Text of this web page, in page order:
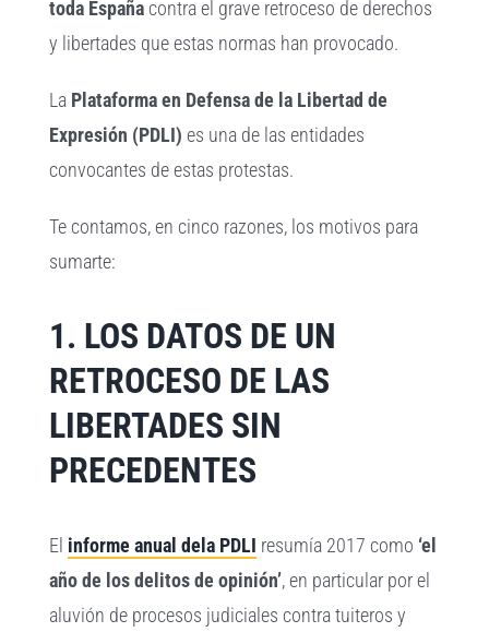
toda España contra el grave retroceso de derechos
y libertades que estas normas han provocado.
La Plataforma en Defensa de la Libertad de
Expresión (PDLI)es una de las entidades
convocantes de estas protestas.
Te contamos, en cinco razones, los motivos para
sumarte:
1. LOS DATOS DE UN
RETROCESO DE LAS
LIBERTADES SIN
PRECEDENTES
El informe anual dela PDLI resumía 2017 como ‘el
año de los delitos de opinión’, en particular por el
aluvión de procesos judiciales contra tuiteros y